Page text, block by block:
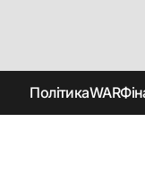
ПолітикаWAR